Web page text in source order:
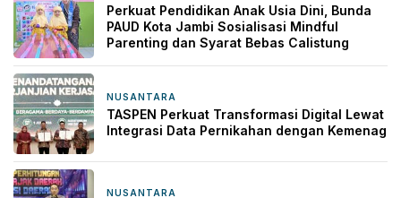
Perkuat Pendidikan Anak Usia Dini, Bunda
PAUD Kota Jambi Sosialisasi Mindful
Parenting dan Syarat Bebas Calistung
NUSANTARA
TASPEN Perkuat Transformasi Digital Lewat
Integrasi Data Pernikahan dengan Kemenag
NUSANTARA